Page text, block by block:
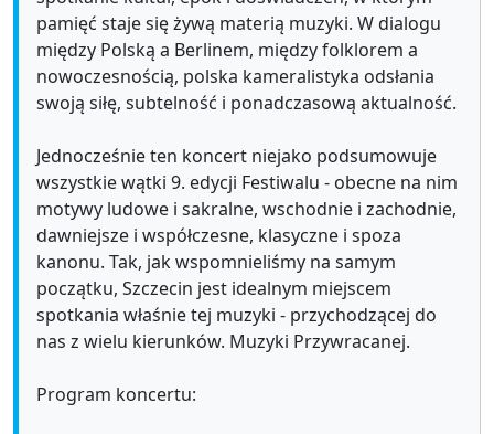
pamięć staje się żywą materią muzyki. W dialogu
między Polską a Berlinem, między folklorem a
nowoczesnością, polska kameralistyka odsłania
swoją siłę, subtelność i ponadczasową aktualność.
Jednocześnie ten koncert niejako podsumowuje
wszystkie wątki 9. edycji Festiwalu - obecne na nim
motywy ludowe i sakralne, wschodnie i zachodnie,
dawniejsze i współczesne, klasyczne i spoza
kanonu. Tak, jak wspomnieliśmy na samym
początku, Szczecin jest idealnym miejscem
spotkania właśnie tej muzyki - przychodzącej do
nas z wielu kierunków. Muzyki Przywracanej.
Program koncertu: